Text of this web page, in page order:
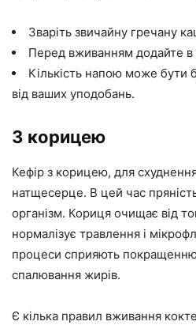
Зваріть звичайну гречану
Перед вживанням додайте в
Кількість напою може бути
від ваших уподобань.
З корицею
Кефір з корицею, для
натщесерце. В цей час
організм. Кориця очищає від
нормалізує травлення і
процеси сприяють покращенню
спалювання жирів.
Є кілька правил вживання